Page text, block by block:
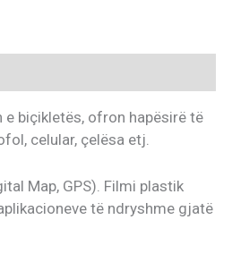
e biçikletës, ofron hapësirë ​​të
celular, çelësa etj.
Map, GPS). Filmi plastik
të ndryshme gjatë